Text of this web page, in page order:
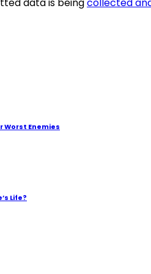
data is beingcollected
Worst Enemies
Life?